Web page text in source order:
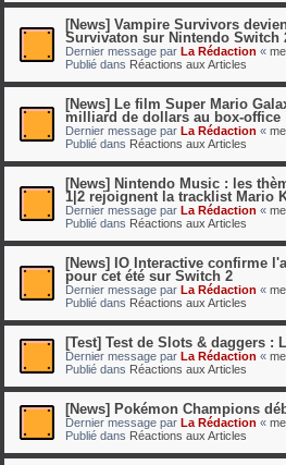
[News] Vampire Survivors
Survivaton sur Nintendo Switch
Dernier message par La Rédaction «
Publié dans Réactions aux Articles
[News] Le film Super Mario
milliard de dollars au box-office
Dernier message par La Rédaction «
Publié dans Réactions aux Articles
[News] Nintendo Music : les
1|2 rejoignent la tracklist Mario
Dernier message par La Rédaction «
Publié dans Réactions aux Articles
[News] IO Interactive confirme
pour cet été sur Switch 2
Dernier message par La Rédaction «
Publié dans Réactions aux Articles
[Test] Test de Slots & daggers :
Dernier message par La Rédaction «
Publié dans Réactions aux Articles
[News] Pokémon Champions
Dernier message par La Rédaction «
Publié dans Réactions aux Articles